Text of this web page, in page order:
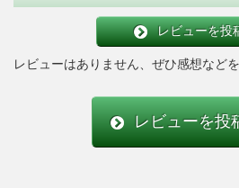
レビューを投
レビューはありません、ぜひ感想など
レビューを投